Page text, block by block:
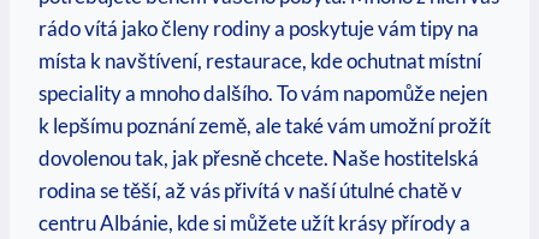
rádo vítá jako členy rodiny a poskytuje vám tipy na
⁤místa k navštívení, ⁢restaurace, kde ochutnat místní
speciality a mnoho dalšího. To vám napomůže nejen
k ​lepšímu poznání země, ale také ⁢vám umožní prožít
dovolenou tak, jak přesně chcete. Naše hostitelská
rodina se ⁣těší, až vás přivítá v naší útulné chatě v
centru Albánie, kde si můžete užít krásy přírody a